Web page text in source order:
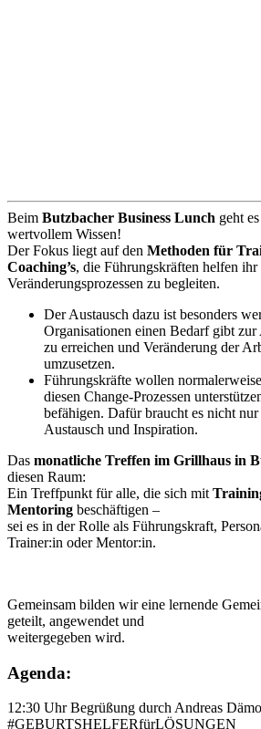
Beim Butzbacher Business Lunch geht
wertvollem Wissen!
Der Fokus liegt auf den Methoden für
Coaching’s, die Führungskräften helfen ihr
Veränderungsprozessen zu begleiten.
Der Austausch dazu ist besonders
Organisationen einen Bedarf gibt zur
zu erreichen und Veränderung der
umzusetzen.
Führungskräfte wollen
diesen Change-Prozessen
befähigen. Dafür braucht es nicht nur
Austausch und Inspiration.
Das monatliche Treffen im Grillhaus in
diesen Raum:
Ein Treffpunkt für alle, die sich mit
Mentoring beschäftigen –
sei es in der Rolle als Führungskraft,
Trainer:in oder Mentor:in.
Gemeinsam bilden wir eine lernende
geteilt, angewendet und
weitergegeben wird.
Agenda:
12:30 Uhr Begrüßung durch Andreas
#GEBURTSHELFERfürLÖSUNGEN